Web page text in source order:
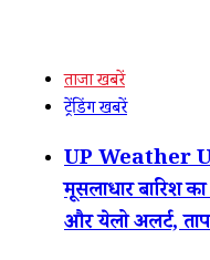
ताजा खबरें
ट्रेंडिंग खबरें
UP Weather
मूसलाधार बारिश
और येलो अलर्ट,